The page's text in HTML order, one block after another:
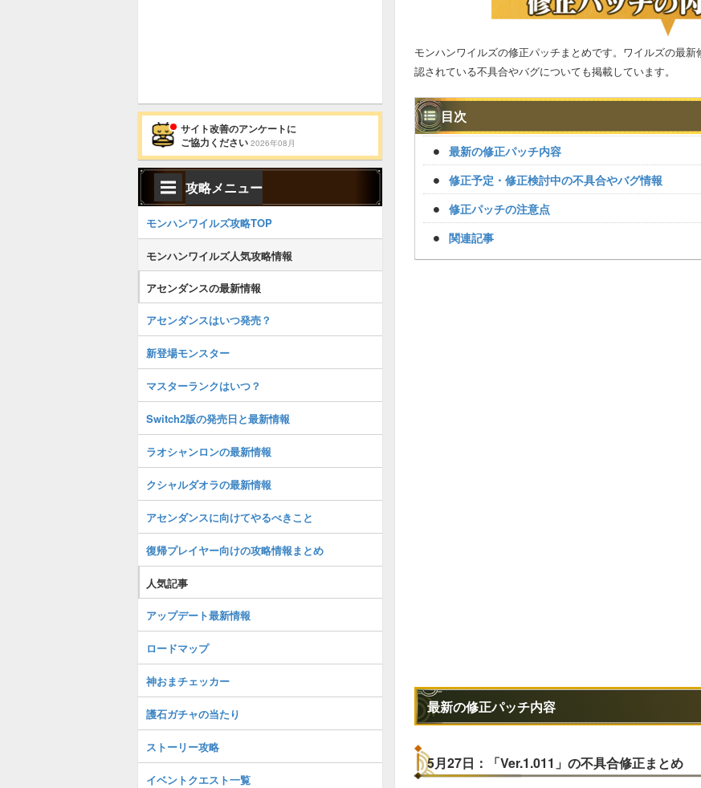
モンハンワイルズの修正パッチまとめです。ワイルズの最
認されている不具合やバグについても掲載しています。
目次
最新の修正パッチ内容
修正予定・修正検討中の不具合やバグ情報
修正パッチの注意点
関連記事
最新の修正パッチ内容
5月27日：「Ver.1.011」の不具合修正まとめ
サイト改善のアンケートに
ご協力ください 2026年08月
攻略メニュー
モンハンワイルズ攻略TOP
モンハンワイルズ人気攻略情報
アセンダンスの最新情報
アセンダンスはいつ発売？
新登場モンスター
マスターランクはいつ？
Switch2版の発売日と最新情報
ラオシャンロンの最新情報
クシャルダオラの最新情報
アセンダンスに向けてやるべきこと
復帰プレイヤー向けの攻略情報まとめ
人気記事
アップデート最新情報
ロードマップ
神おまチェッカー
護石ガチャの当たり
ストーリー攻略
イベントクエスト一覧